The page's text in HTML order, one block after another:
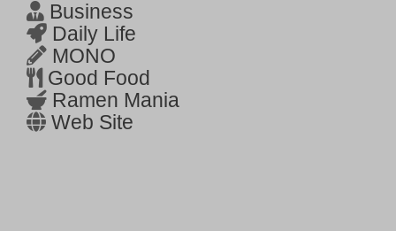
Business
Daily Life
MONO
Good Food
Ramen Mania
Web Site